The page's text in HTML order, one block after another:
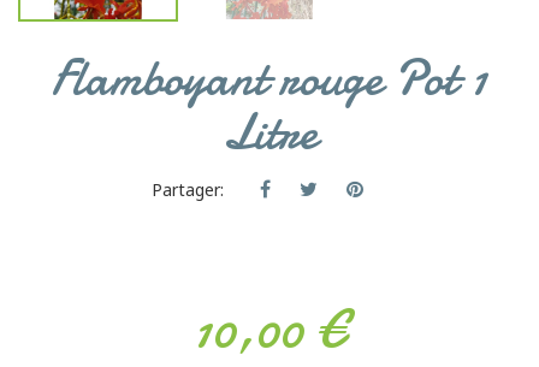
Flamboyant rouge Pot 1
Litre
Partager:
10,00 €